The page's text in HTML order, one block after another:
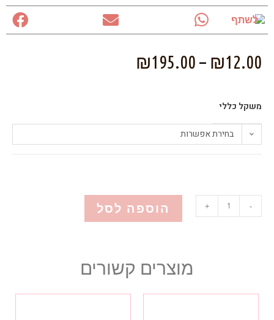
לשתף
₪12.00
–
₪195.00
משקל כללי
בחירת אפשרות
-
+ הוספה לסל
מוצרים קשורים